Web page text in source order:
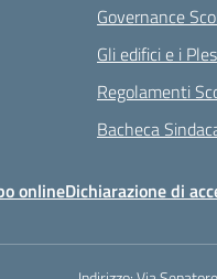
Governance
Gli edifici e i
Regolamenti
Bacheca
onlineDichiarazione di